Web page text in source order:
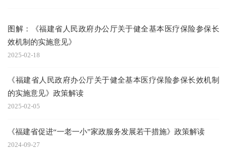
图解：《福建省人民政府办公厅关于健全基本医疗保险参保长
效机制的实施意见》
2025-02-18
《福建省人民政府办公厅关于健全基本医疗保险参保长效机制
的实施意见》政策解读
2025-02-05
《福建省促进“一老一小”家政服务发展若干措施》政策解读
2024-09-27